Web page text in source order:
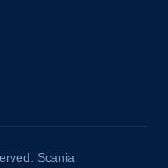
Scania